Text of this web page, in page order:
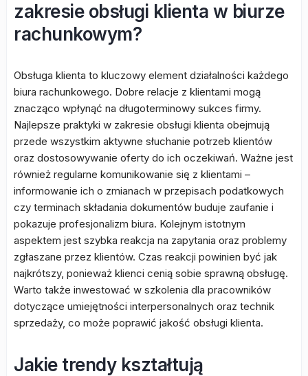
zakresie obsługi klienta w biurze
rachunkowym?
Obsługa klienta to kluczowy element działalności każdego
biura rachunkowego. Dobre relacje z klientami mogą
znacząco wpłynąć na długoterminowy sukces firmy.
Najlepsze praktyki w zakresie obsługi klienta obejmują
przede wszystkim aktywne słuchanie potrzeb klientów
oraz dostosowywanie oferty do ich oczekiwań. Ważne jest
również regularne komunikowanie się z klientami –
informowanie ich o zmianach w przepisach podatkowych
czy terminach składania dokumentów buduje zaufanie i
pokazuje profesjonalizm biura. Kolejnym istotnym
aspektem jest szybka reakcja na zapytania oraz problemy
zgłaszane przez klientów. Czas reakcji powinien być jak
najkrótszy, ponieważ klienci cenią sobie sprawną obsługę.
Warto także inwestować w szkolenia dla pracowników
dotyczące umiejętności interpersonalnych oraz technik
sprzedaży, co może poprawić jakość obsługi klienta.
Jakie trendy kształtują